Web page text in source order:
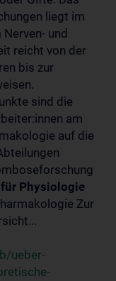
liegt im
und
reicht von der
bis zur
sind die
am
auf die
für Physiologie
Zur
ueber-